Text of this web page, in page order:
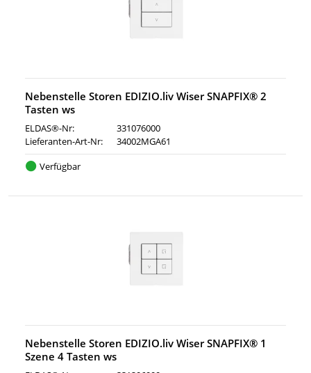
Nebenstelle Storen EDIZIO.liv Wiser SNAPFIX® 2
Tasten ws
ELDAS®-Nr:
331076000
Lieferanten-Art-Nr:
34002MGA61
Verfügbar
Nebenstelle Storen EDIZIO.liv Wiser SNAPFIX® 1
Szene 4 Tasten ws